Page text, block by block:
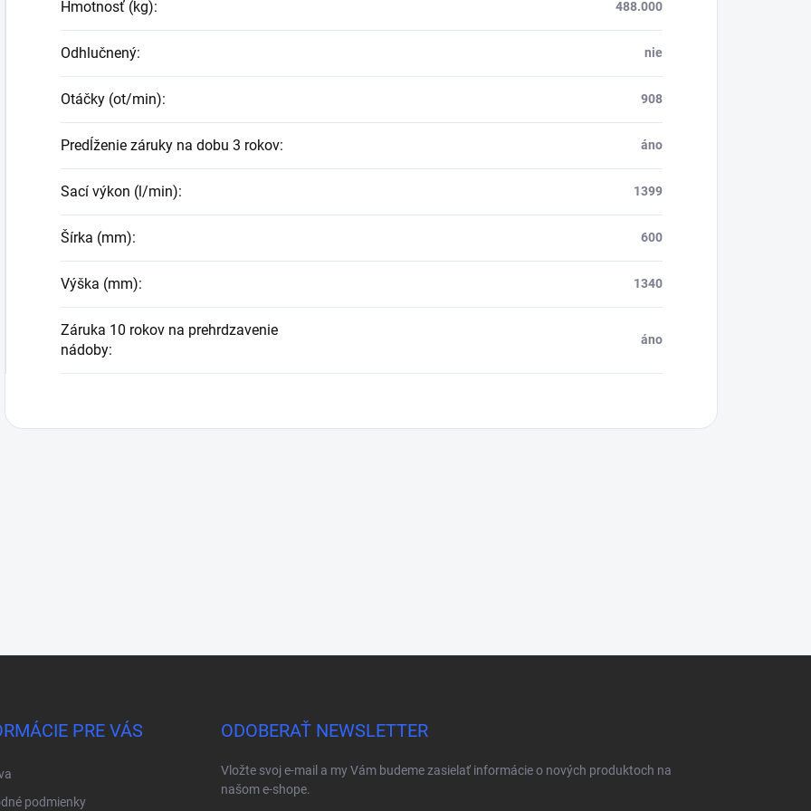
Hmotnosť (kg): 488.000
Odhlučnený: nie
Otáčky (ot/min): 908
Predĺženie záruky na dobu 3 rokov: áno
Sací výkon (l/min): 1399
Šírka (mm): 600
Výška (mm): 1340
Záruka 10 rokov na prehrdzavenie
nádoby:
áno
PRE VÁS
podmienky
ODOBERAŤ NEWSLETTER
Vložte svoj e-mail a my Vám budeme zasielať informácie o nových produktoch na
našom e-shope.